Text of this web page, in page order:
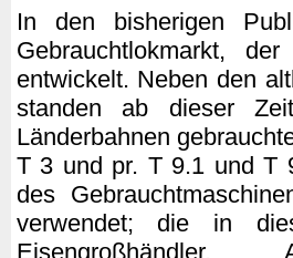
In den bisherigen
Gebrauchtlokmarkt,
entwickelt. Neben den
standen ab dieser
Länderbahnen
T 3 und pr. T 9.1 und T
des
verwendet; die in
Eisengroßhändler,